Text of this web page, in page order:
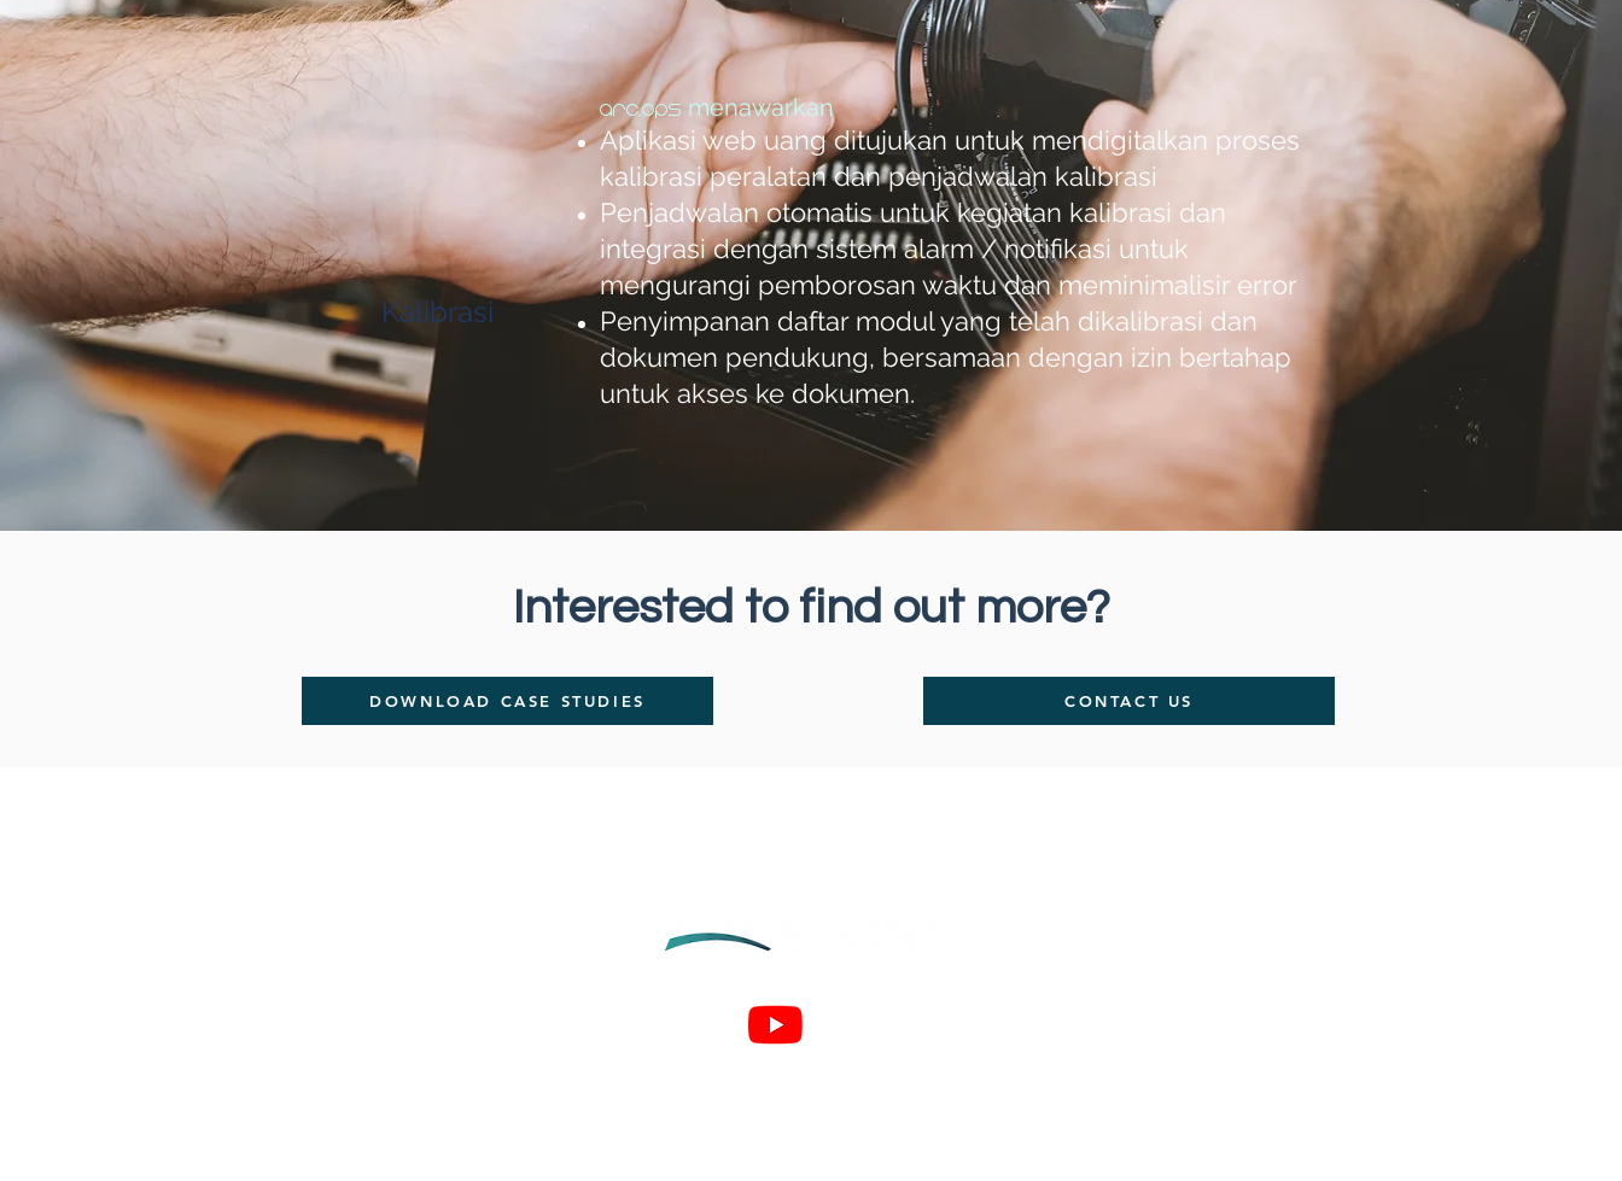
Kalibrasi
arc.ops menawarkan
Aplikasi web uang ditujukan untuk mendigitalkan proses
kalibrasi peralatan dan penjadwalan kalibrasi
Penjadwalan otomatis untuk kegiatan kalibrasi dan
integrasi dengan sistem alarm / notifikasi untuk
mengurangi pemborosan waktu dan meminimalisir error
Penyimpanan daftar modul yang telah dikalibrasi dan
dokumen pendukung, bersamaan dengan izin bertahap
untuk akses ke dokumen.
Interested to find out more?
DOWNLOAD CASE STUDIES CONTACT US